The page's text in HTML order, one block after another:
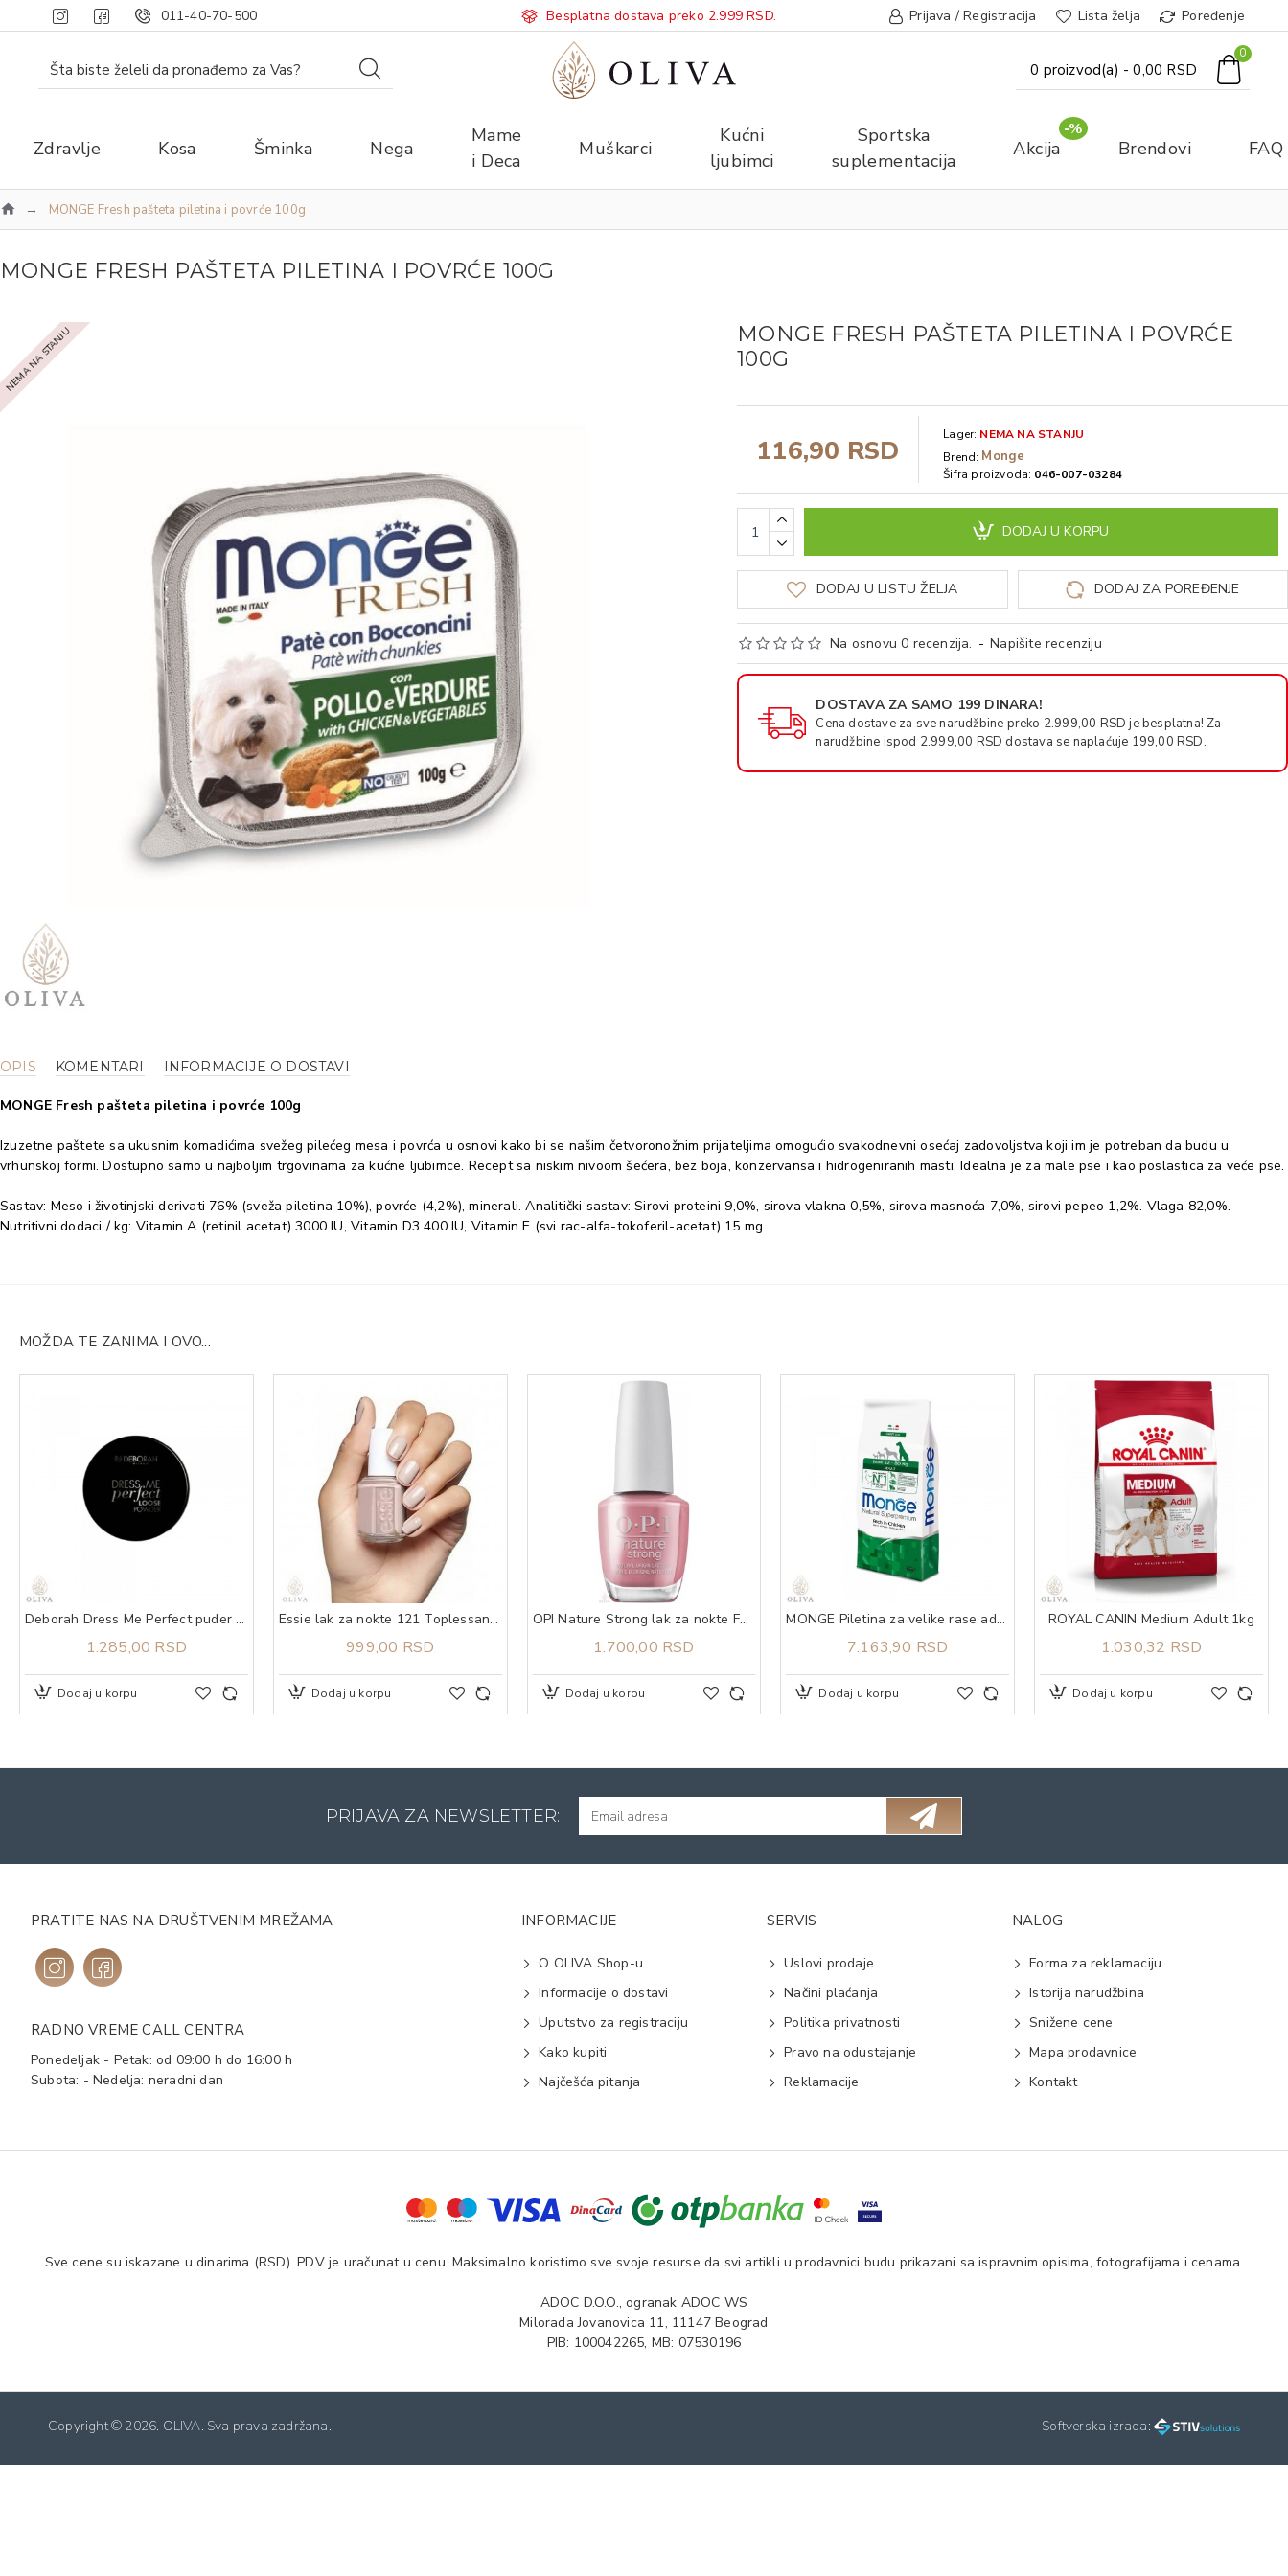
011-40-70-500 Besplatna dostava preko 2.999 RSD. Prijava / Registracija Lista želja Poređenje
0 proizvod(a) - 0,00 RSD
0
Zdravlje Kosa Šminka Nega
Mame
i Deca
Muškarci
Kućni
ljubimci
Sportska
suplementacija
Akcija
-%
Brendovi FAQ
MONGE Fresh pašteta piletina i povrće 100g
MONGE FRESH PAŠTETA PILETINA I POVRĆE 100G
NEMA NA STANJU
MONGE FRESH PAŠTETA PILETINA I POVRĆE
100G
Na osnovu 0 recenzija. - Napišite recenziju
116,90 RSD Lager: NEMA NA STANJU
Brend: Monge
Šifra proizvoda: 046-007-03284
DODAJ U KORPU
DODAJ U LISTU ŽELJA DODAJ ZA POREĐENJE
DOSTAVA ZA SAMO 199 DINARA!
Cena dostave za sve narudžbine preko 2.999,00 RSD je besplatna! Za
narudžbine ispod 2.999,00 RSD dostava se naplaćuje 199,00 RSD.
OPIS KOMENTARI INFORMACIJE O DOSTAVI
MONGE Fresh pašteta piletina i povrće 100g
Izuzetne paštete sa ukusnim komadićima svežeg pilećeg mesa i povrća u osnovi kako bi se našim četvoronožnim prijateljima omogućio svakodnevni osećaj zadovoljstva koji im je potreban da budu u
vrhunskoj formi. Dostupno samo u najboljim trgovinama za kućne ljubimce. Recept sa niskim nivoom šećera, bez boja, konzervansa i hidrogeniranih masti. Idealna je za male pse i kao poslastica za veće pse.
Sastav: Meso i životinjski derivati 76% (sveža piletina 10%), povrće (4,2%), minerali. Analitički sastav: Sirovi proteini 9,0%, sirova vlakna 0,5%, sirova masnoća 7,0%, sirovi pepeo 1,2%. Vlaga 82,0%.
Nutritivni dodaci / kg: Vitamin A (retinil acetat) 3000 IU, Vitamin D3 400 IU, Vitamin E (svi rac-alfa-tokoferil-acetat) 15 mg.
MOŽDA TE ZANIMA I OVO...
Deborah Dress Me Perfect puder u prahu 0
1.285,00 RSD
Dodaj u korpu
Essie lak za nokte 121 Toplessandbar
999,00 RSD
Dodaj u korpu
OPI Nature Strong lak za nokte For What It's Earth
1.700,00 RSD
Dodaj u korpu
MONGE Piletina za velike rase adult 12kg
7.163,90 RSD
Dodaj u korpu
ROYAL CANIN Medium Adult 1kg
1.030,32 RSD
Dodaj u korpu
PRIJAVA ZA NEWSLETTER:
PRATITE NAS NA DRUŠTVENIM MREŽAMA
RADNO VREME CALL CENTRA
Ponedeljak - Petak: od 09:00 h do 16:00 h
Subota: - Nedelja: neradni dan
INFORMACIJE
O OLIVA Shop-u
Informacije o dostavi
Uputstvo za registraciju
Kako kupiti
Najčešća pitanja
SERVIS
Uslovi prodaje
Načini plaćanja
Politika privatnosti
Pravo na odustajanje
Reklamacije
NALOG
Forma za reklamaciju
Istorija narudžbina
Snižene cene
Mapa prodavnice
Kontakt
Sve cene su iskazane u dinarima (RSD). PDV je uračunat u cenu. Maksimalno koristimo sve svoje resurse da svi artikli u prodavnici budu prikazani sa ispravnim opisima, fotografijama i cenama.
ADOC D.O.O., ogranak ADOC WS
Milorada Jovanovica 11, 11147 Beograd
PIB: 100042265, MB: 07530196
Copyright © 2026. OLIVA. Sva prava zadržana. Softverska izrada: